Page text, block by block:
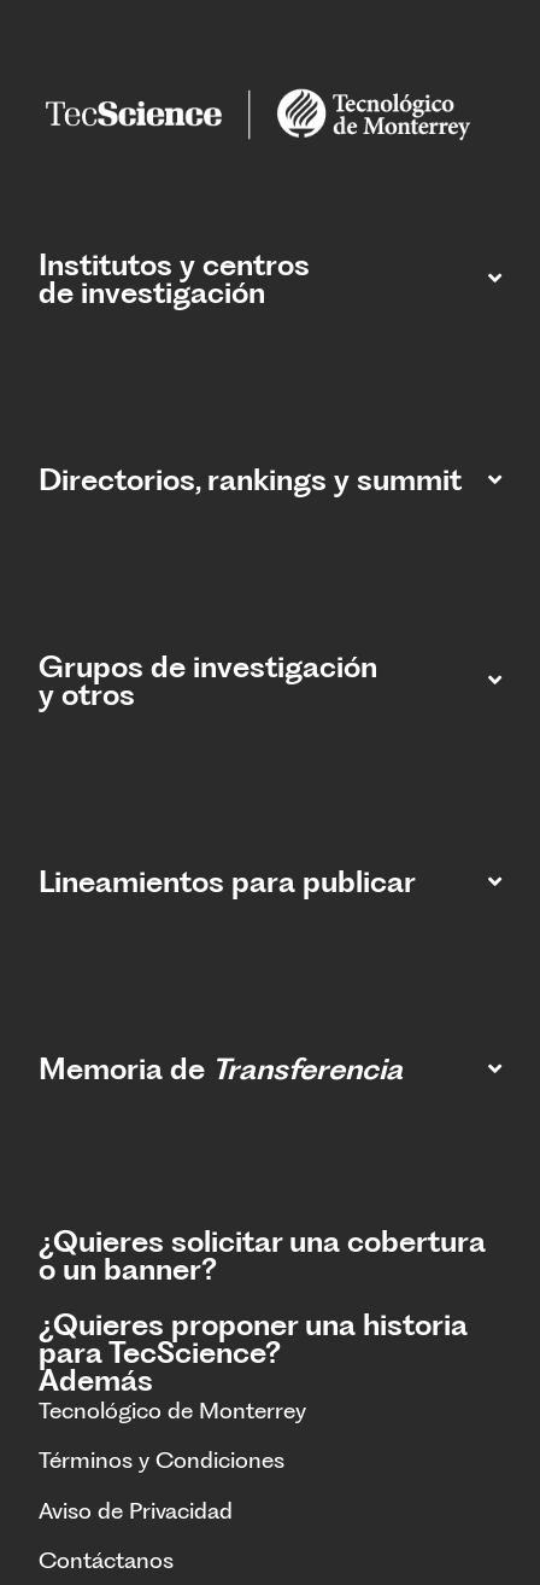
Institutos y centros
de investigación
Directorios, rankings y summit
Grupos de investigación
y otros
Lineamientos para publicar
Memoria de Transferencia
¿Quieres solicitar una cobertura
o un banner?
¿Quieres proponer una historia
para TecScience?
Además
Tecnológico de Monterrey
Términos y Condiciones
Aviso de Privacidad
Contáctanos